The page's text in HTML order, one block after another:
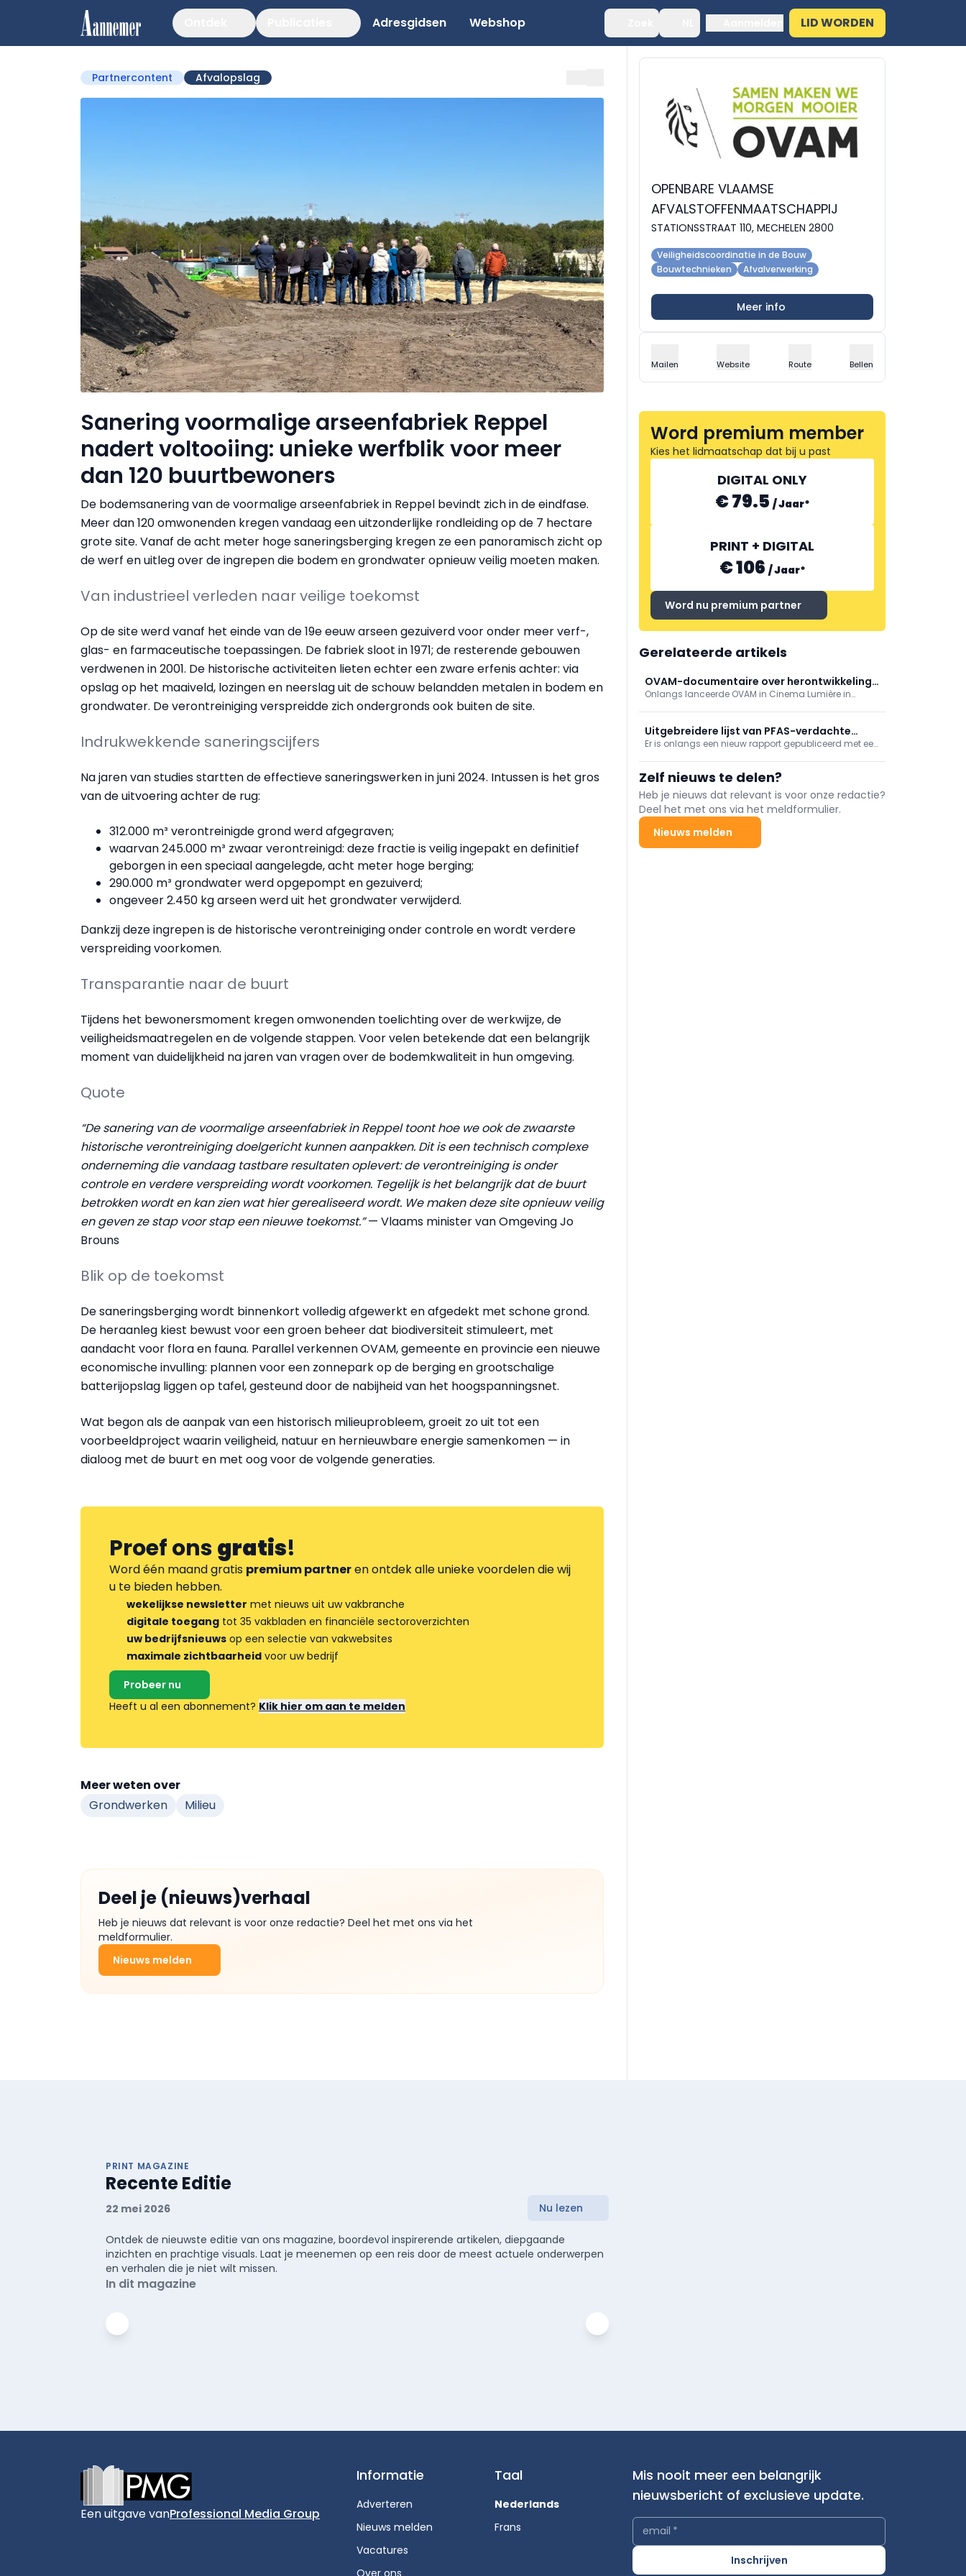
Adresgidsen Webshop LID WORDEN
Partnercontent Afvalopslag
Sanering voormalige arseenfabriek Reppel
nadert voltooiing: unieke werfblik voor meer
dan 120 buurtbewoners
De bodemsanering van de voormalige arseenfabriek in Reppel bevindt zich in de eindfase.
Meer dan 120 omwonenden kregen vandaag een uitzonderlijke rondleiding op de 7 hectare
grote site. Vanaf de acht meter hoge saneringsberging kregen ze een panoramisch zicht op
de werf en uitleg over de ingrepen die bodem en grondwater opnieuw veilig moeten maken.
Van industrieel verleden naar veilige toekomst
Op de site werd vanaf het einde van de 19e eeuw arseen gezuiverd voor onder meer verf-,
glas- en farmaceutische toepassingen. De fabriek sloot in 1971; de resterende gebouwen
verdwenen in 2001. De historische activiteiten lieten echter een zware erfenis achter: via
opslag op het maaiveld, lozingen en neerslag uit de schouw belandden metalen in bodem en
grondwater. De verontreiniging verspreidde zich ondergronds ook buiten de site.
Indrukwekkende saneringscijfers
Na jaren van studies startten de effectieve saneringswerken in juni 2024. Intussen is het gros
van de uitvoering achter de rug:
312.000 m³ verontreinigde grond werd afgegraven;
waarvan 245.000 m³ zwaar verontreinigd: deze fractie is veilig ingepakt en definitief
geborgen in een speciaal aangelegde, acht meter hoge berging;
290.000 m³ grondwater werd opgepompt en gezuiverd;
ongeveer 2.450 kg arseen werd uit het grondwater verwijderd.
Dankzij deze ingrepen is de historische verontreiniging onder controle en wordt verdere
verspreiding voorkomen.
Transparantie naar de buurt
Tijdens het bewonersmoment kregen omwonenden toelichting over de werkwijze, de
veiligheidsmaatregelen en de volgende stappen. Voor velen betekende dat een belangrijk
moment van duidelijkheid na jaren van vragen over de bodemkwaliteit in hun omgeving.
Quote
“De sanering van de voormalige arseenfabriek in Reppel toont hoe we ook de zwaarste
historische verontreiniging doelgericht kunnen aanpakken. Dit is een technisch complexe
onderneming die vandaag tastbare resultaten oplevert: de verontreiniging is onder
controle en verdere verspreiding wordt voorkomen. Tegelijk is het belangrijk dat de buurt
betrokken wordt en kan zien wat hier gerealiseerd wordt. We maken deze site opnieuw veilig
en geven ze stap voor stap een nieuwe toekomst.”— Vlaams minister van Omgeving Jo
Brouns
Blik op de toekomst
De saneringsberging wordt binnenkort volledig afgewerkt en afgedekt met schone grond.
De heraanleg kiest bewust voor een groen beheer dat biodiversiteit stimuleert, met
aandacht voor flora en fauna. Parallel verkennen OVAM, gemeente en provincie een nieuwe
economische invulling: plannen voor een zonnepark op de berging en grootschalige
batterijopslag liggen op tafel, gesteund door de nabijheid van het hoogspanningsnet.
Wat begon als de aanpak van een historisch milieuprobleem, groeit zo uit tot een
voorbeeldproject waarin veiligheid, natuur en hernieuwbare energie samenkomen — in
dialoog met de buurt en met oog voor de volgende generaties.
Proef onsgratis!
Word één maand gratis premium partneren ontdek alle unieke voordelen die wij
u te bieden hebben.
wekelijkse newsletter met nieuws uit uw vakbranche
digitale toegang tot 35 vakbladen en financiële sectoroverzichten
uw bedrijfsnieuws op een selectie van vakwebsites
maximale zichtbaarheid voor uw bedrijf
Probeer nu
Heeft u al een abonnement? Klik hier om aan te melden
Meer weten over
Grondwerken
Milieu
Deel je (nieuws)verhaal
Heb je nieuws dat relevant is voor onze redactie? Deel het met ons via het
meldformulier.
Nieuws melden
OPENBARE VLAAMSE
AFVALSTOFFENMAATSCHAPPIJ
STATIONSSTRAAT 110, MECHELEN 2800
Veiligheidscoordinatie in de Bouw
Bouwtechnieken
Afvalverwerking
Meer info
Mailen Website Route Bellen
Word premium member
Kies het lidmaatschap dat bij u past
DIGITAL ONLY
€ 79.5 /Jaar*
PRINT + DIGITAL
€ 106 /Jaar*
Word nu premium partner
Gerelateerde artikels
OVAM-documentaire over herontwikkeling
verontreinigde sites
Onlangs lanceerde OVAM in Cinema Lumière in
verontreinigde sites in Vlaanderen.
Uitgebreidere lijst van PFAS-verdachte
activiteiten
Er is onlangs een nieuw rapport gepubliceerd met een
risico op bodemverontreiniging.
Zelf nieuws te delen?
Heb je nieuws dat relevant is voor onze redactie?
Deel het met ons via het meldformulier.
Nieuws melden
PRINT MAGAZINE
Recente Editie
22 mei 2026 Nu lezen
Ontdek de nieuwste editie van ons magazine, boordevol inspirerende artikelen, diepgaande
inzichten en prachtige visuals. Laat je meenemen op een reis door de meest actuele onderwerpen
en verhalen die je niet wilt missen.
In dit magazine
Een uitgave vanProfessional Media Group
Informatie
Adverteren
Nieuws melden
Vacatures
Over ons
Taal
Nederlands
Frans
Mis nooit meer een belangrijk
nieuwsbericht of exclusieve update.
email *
Inschrijven